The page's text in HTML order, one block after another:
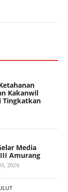
Kakanwil
Tingkatkan
Media
Amurang
2026